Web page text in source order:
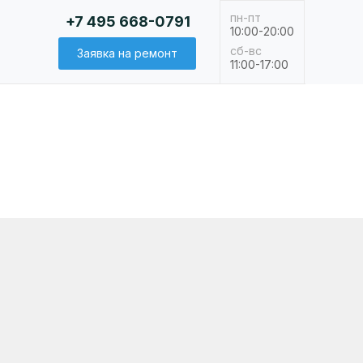
пн-пт
сб-вс
10:00-20:00
11:00-17:00
+7 495 668-0791
Заявка на ремонт